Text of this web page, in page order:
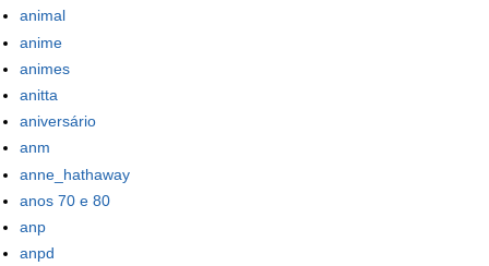
animal
anime
animes
anitta
aniversário
anm
anne_hathaway
anos 70 e 80
anp
anpd